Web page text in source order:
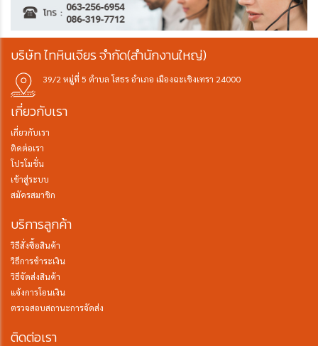
บริษัท ไทหินเจียร จำกัด(สำนักงานใหญ่)
39/2 หมู่ที่ 5 ตำบล โสธร อำเภอ เมืองฉะเชิงเทรา 24000
เกี่ยวกับเรา
เกี่ยวกับเรา
ติดต่อเรา
โปรโมชั่น
เข้าสู่ระบบ
สมัครสมาชิก
บริการลูกค้า
วิธีสั่งซื้อสินค้า
วิธีการชำระเงิน
วิธีจัดส่งสินค้า
แจ้งการโอนเงิน
ตรวจสอบสถานะการจัดส่ง
ติดต่อเรา